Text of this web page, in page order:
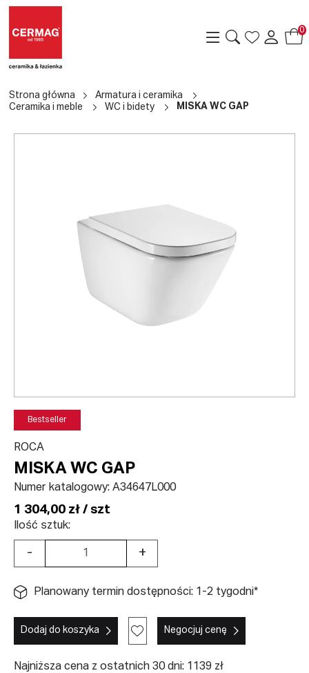
0
Strona główna
Armatura i ceramika
Ceramika i meble
WC i bidety MISKA WC GAP
Bestseller
ROCA
MISKA WC GAP
Numer katalogowy: A34647L000
1 304,00 zł / szt
Ilość sztuk:
- +
Planowany termin dostępności: 1-2 tygodni*
Dodaj do koszyka Negocjuj cenę
Najniższa cena z ostatnich 30 dni: 1139 zł